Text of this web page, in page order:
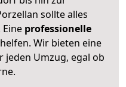
sollte alles
professionelle
Wir bieten eine
jeden Umzug, egal ob